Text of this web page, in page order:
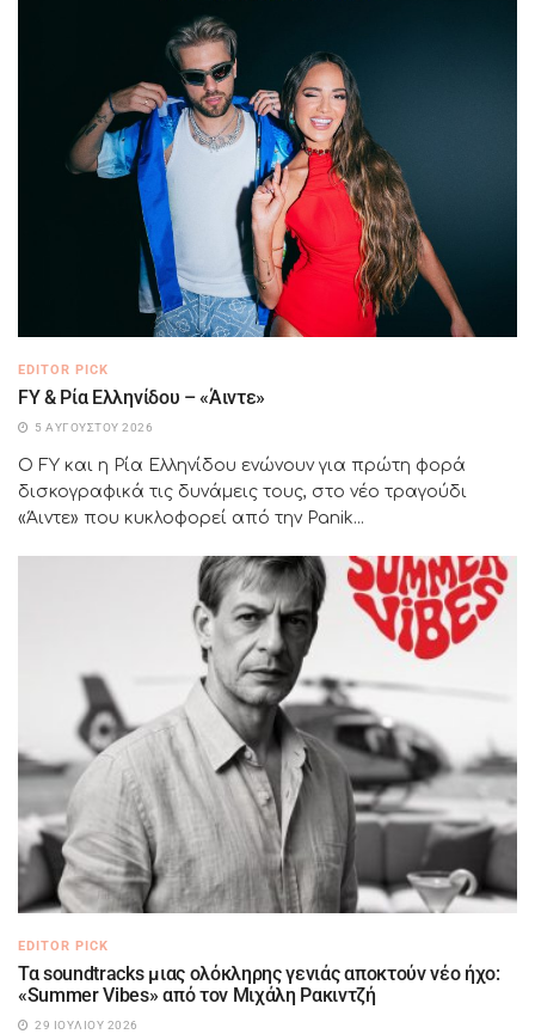
EDITOR PICK
FY & Ρία Ελληνίδου – «Άιντε»
5 ΑΥΓΟΎΣΤΟΥ 2026
Ο FY και η Ρία Ελληνίδου ενώνουν για πρώτη φορά
δισκογραφικά τις δυνάμεις τους, στο νέο τραγούδι
«Άιντε» που κυκλοφορεί από την Panik...
EDITOR PICK
Τα soundtracks μιας ολόκληρης γενιάς αποκτούν νέο ήχο:
«Summer Vibes» από τον Μιχάλη Ρακιντζή
29 ΙΟΥΛΊΟΥ 2026